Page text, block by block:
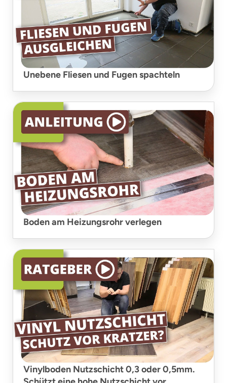
Unebene Fliesen und Fugen spachteln
Boden am Heizungsrohr verlegen
Vinylboden Nutzschicht 0,3 oder 0,5mm.